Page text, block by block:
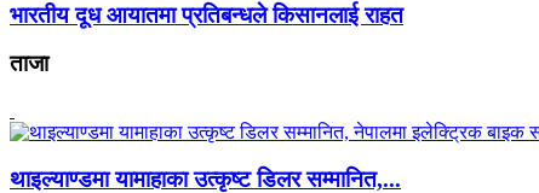
भारतीय दूध आयातमा प्रतिबन्धले किसानलाई राहत
ताजा
थाइल्याण्डमा यामाहाका उत्कृष्ट डिलर सम्मानित,...